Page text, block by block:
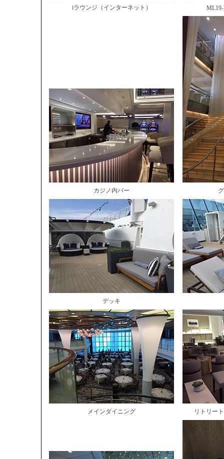
iラウンジ（インターネット） ML19-
カジノ内バー
デッキ
メインダイニング リトリー